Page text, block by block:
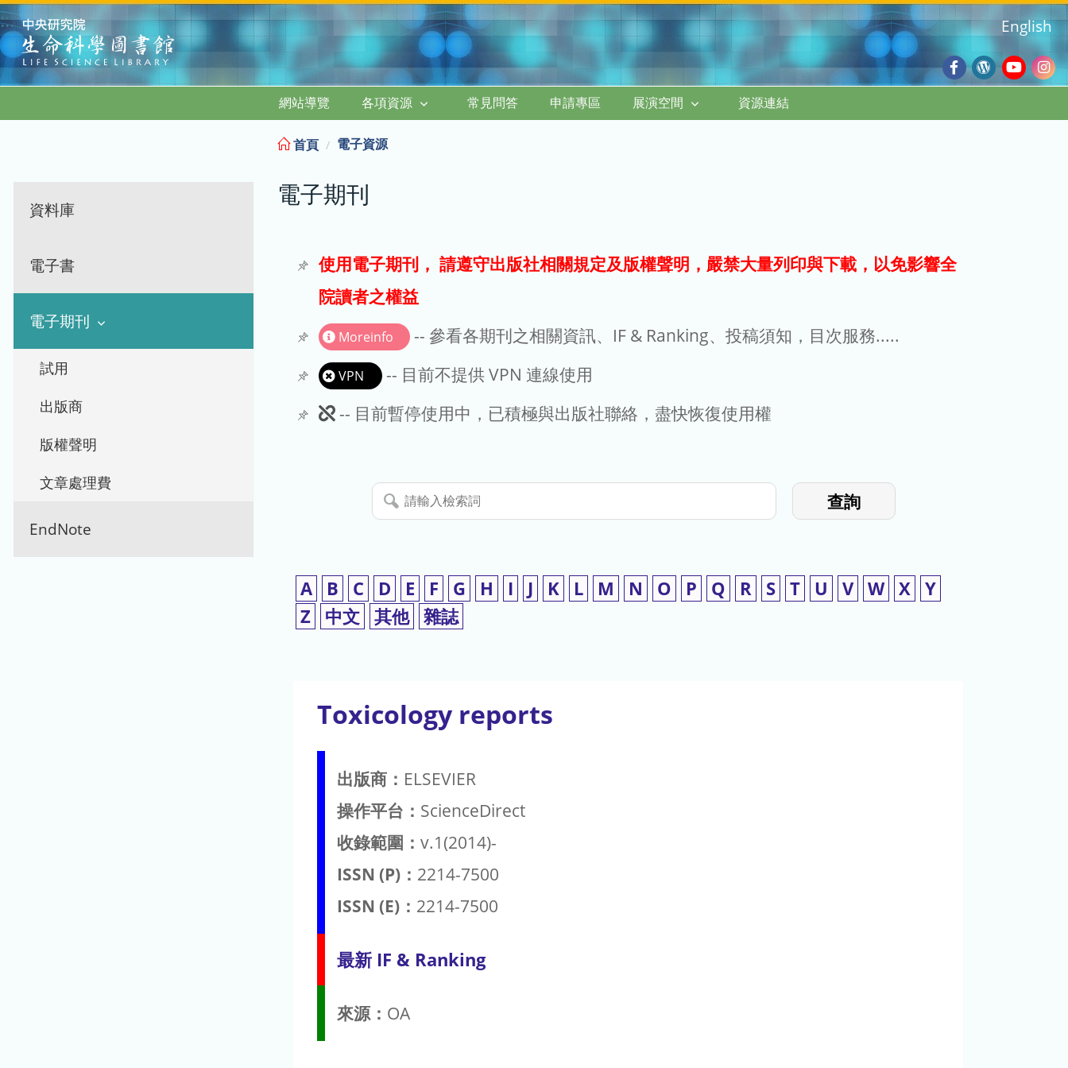
:::
Facebook
Wordpress
Blog
English
網站導覽 各項資源 常見問答 申請專區 展演空間 資源連結
資料庫
電子書
電子期刊
試用
出版商
版權聲明
文章處理費
EndNote
首頁 電子資源
電子期刊
使用電子期刊， 請遵守出版社相關規定及版權聲明，嚴禁大量列印與下載，以免影響全
院讀者之權益
Moreinfo -- 參看各期刊之相關資訊、IF & Ranking、投稿須知，目次服務.....
VPN
-- 目前不提供 VPN 連線使用
此
使
用
-- 目前暫停使用中，已積極與出版社聯絡，盡快恢復使用權
請
輸
索
詞
查詢
A B C D E F G H I J K L M N O P Q R S T U V W X Y
Z
中文 其他 雜誌
Toxicology reports
出版商： ELSEVIER
操作平台： ScienceDirect
收錄範圍： v.1(2014)-
ISSN (P)： 2214-7500
ISSN (E)： 2214-7500
最新 IF & Ranking
來源： OA